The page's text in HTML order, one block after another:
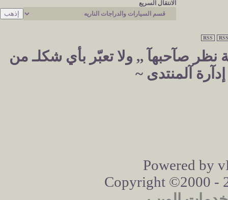
الانتقال السريع
RSS
صآحبهآ ,, ولا تعبّر بأي شكلـ من
آلمنتدى ~
Powered by
Copyright ©2000 -